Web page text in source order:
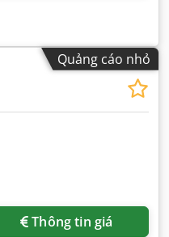
Quảng cáo nhỏ
Thông tin giá